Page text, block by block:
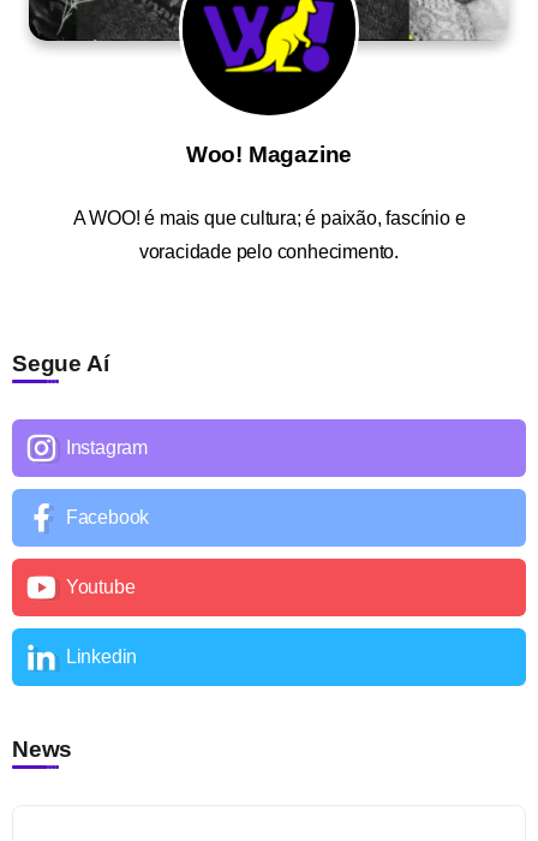
Woo! Magazine
AWOO! é mais que cultura; é paixão, fascínio e
voracidade pelo conhecimento.
Segue Aí
Instagram
Facebook
Youtube
Linkedin
News